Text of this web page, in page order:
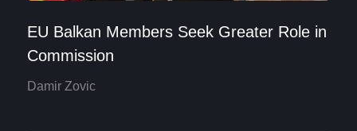
EU Balkan Members Seek Greater Role in
Commission
Damir Zovic